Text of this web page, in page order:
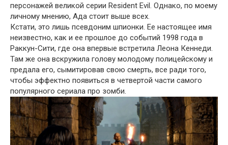
персонажей великой серии Resident Evil. Однако, по моему
личному мнению, Ада стоит выше всех.
Кстати, это лишь псевдоним шпионки. Ее настоящее имя
неизвестно, как и ее прошлое до событий 1998 года в
Раккун-Сити, где она впервые встретила Леона Кеннеди.
Там же она вскружила голову молодому полицейскому и
предала его, сымитировав свою смерть, все ради того,
чтобы эффектно появиться в четвертой части самого
популярного сериала про зомби.